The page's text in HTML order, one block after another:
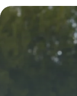
idée ?
17 juillet 2026